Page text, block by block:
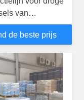
van
Muurstift
cement Mixer
de beste prijs